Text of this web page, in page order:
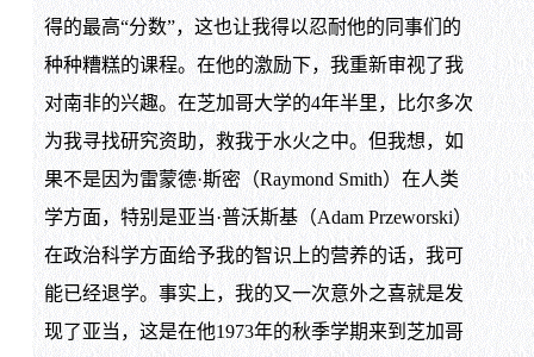
得的最高“分数”，这也让我得以忍耐他的同事们的
种种糟糕的课程。在他的激励下，我重新审视了我
对南非的兴趣。在芝加哥大学的4年半里，比尔多次
为我寻找研究资助，救我于水火之中。但我想，如
果不是因为雷蒙德·斯密（Raymond Smith）在人类
学方面，特别是亚当·普沃斯基（Adam Przeworski）
在政治科学方面给予我的智识上的营养的话，我可
能已经退学。事实上，我的又一次意外之喜就是发
现了亚当，这是在他1973年的秋季学期来到芝加哥